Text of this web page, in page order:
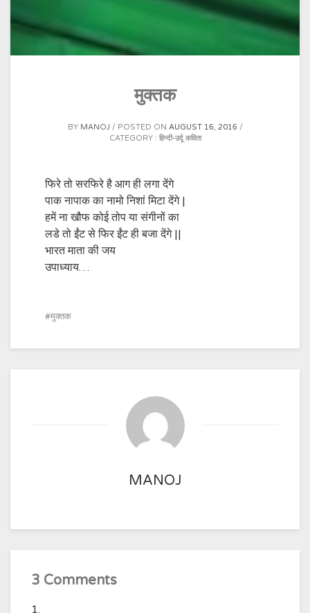
मुक्तक
BY MANOJ POSTED ON AUGUST 16, 2016
CATEGORY : हिन्दी-उर्दू कविता
फिरे तो सरफिरे है आग ही लगा देंगे
पाक नापाक का नामो निशां मिटा देंगे |
हमें ना खौफ कोई तोप या संगीनों का
लडे तो ईंट से फिर ईंट ही बजा देंगे ||
भारत माता की जय
उपाध्याय…
मुक्तक
MANOJ
3 Comments